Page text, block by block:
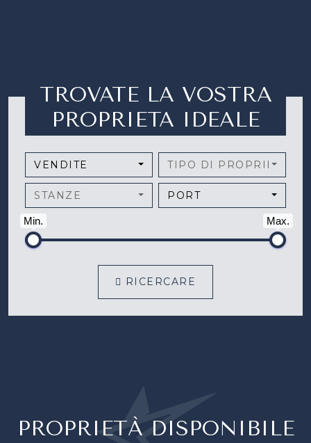
TROVATE LA VOSTRA
PROPRIETA IDEALE
VENDITE TIPO DI PROPRIETÀ
STANZE PORT
Min. Max.
RICERCARE
PROPRIETÀ DISPONIBILE